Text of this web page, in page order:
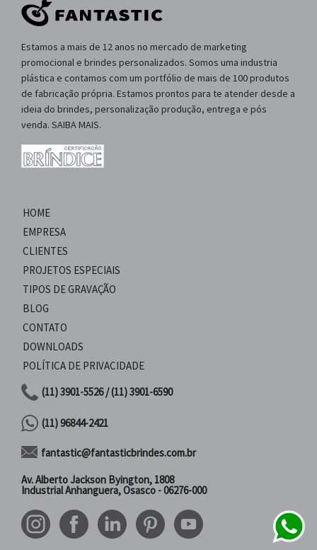
Estamos a mais de 12 anos no mercado de marketing
promocional e brindes personalizados. Somos uma industria
plástica e contamos com um portfólio de mais de 100 produtos
de fabricação própria. Estamos prontos para te atender desde a
ideia do brindes, personalização produção, entrega e pós
venda. SAIBA MAIS.
HOME
EMPRESA
CLIENTES
PROJETOS ESPECIAIS
TIPOS DE GRAVAÇÃO
BLOG
CONTATO
DOWNLOADS
POLÍTICA DE PRIVACIDADE
(11) 3901-5526 / (11) 3901-6590
(11) 96844-2421
fantastic@fantasticbrindes.com.br
Av. Alberto Jackson Byington, 1808
Industrial Anhanguera, Osasco - 06276-000